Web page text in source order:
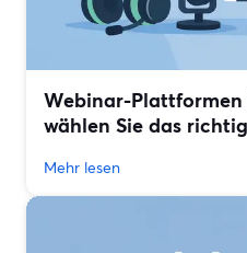
Webinar-Plattformen
wählen Sie das
Mehr lesen